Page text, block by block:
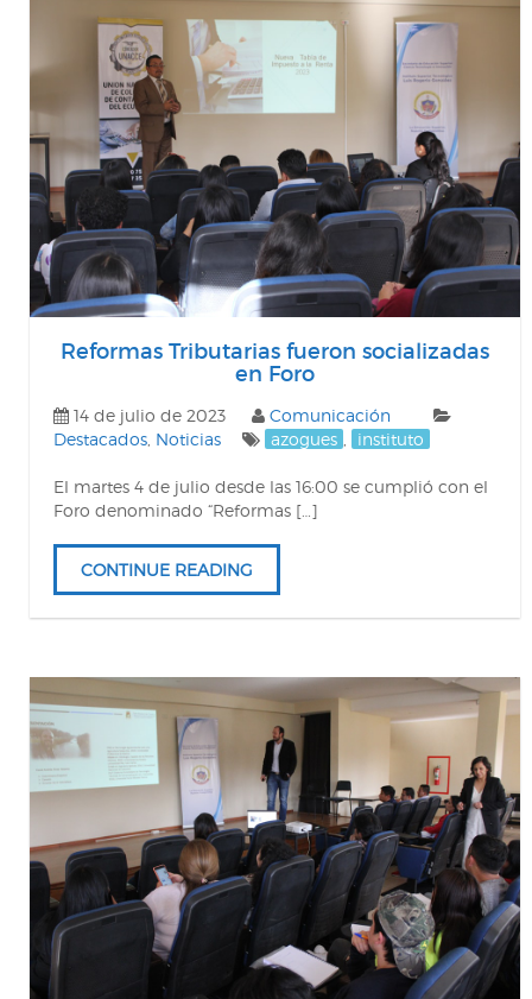
Reformas Tributarias fueron socializadas
en Foro
14 de julio de 2023
Comunicación
Destacados Noticias azogues instituto
El martes 4 de julio desde las 16:00 se cumplió con el
Foro denominado “Reformas […]
CONTINUE READING